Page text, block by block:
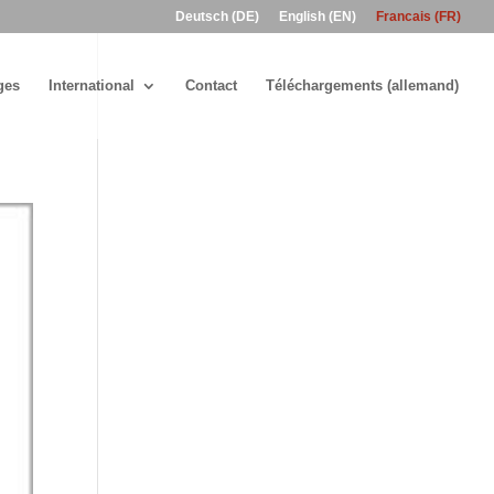
Deutsch (DE) English (EN) Francais (FR)
International Contact Téléchargements (allemand)